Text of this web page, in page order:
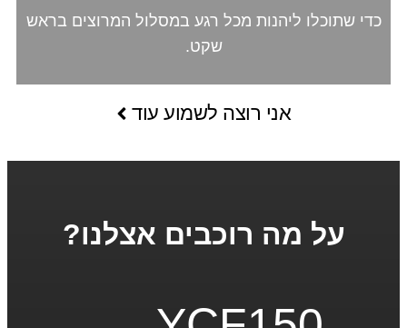
כדי שתוכלו ליהנות מכל רגע במסלול המרוצים בראש
שקט.
אני רוצה לשמוע עוד
על מה רוכבים אצלנו?